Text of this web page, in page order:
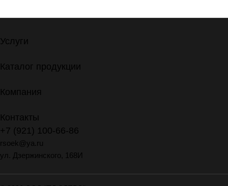
Услуги
Каталог продукции
Компания
Контакты
+7 (921) 100-66-86
rsoek@ya.ru
ул. Дзержинского, 168И